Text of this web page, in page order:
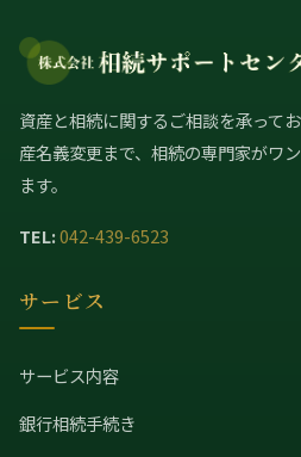
資産と相続に関するご相談を承って
産名義変更まで、相続の専門家がワ
ます。
TEL:042-439-6523
サービス
サービス内容
銀行相続手続き